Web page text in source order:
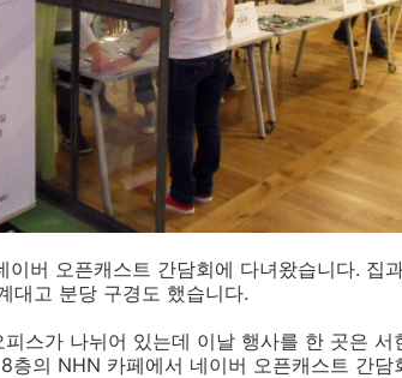
버 오픈캐스트 간담회에 다녀왔습니다. 집
대고 분당 구경도 했습니다.
스가 나뉘어 있는데 이날 행사를 한 곳은
층의 NHN 카페에서 네이버 오픈캐스트 간담